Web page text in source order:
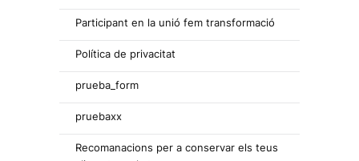
Participant en la unió fem transformació
Política de privacitat
prueba_form
pruebaxx
Recomanacions per a conservar els teus